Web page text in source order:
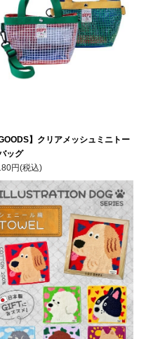
GOODS】クリアメッシュミニトー
ッグ
円(税込)